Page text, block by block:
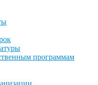
программам